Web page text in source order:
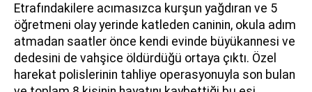
Etrafındakilere acımasızca kurşun yağdıran ve 5
öğretmeni olay yerinde katleden caninin, okula adım
atmadan saatler önce kendi evinde büyükannesi ve
dedesini de vahşice öldürdüğü ortaya çıktı. Özel
harekat polislerinin tahliye operasyonuyla son bulan